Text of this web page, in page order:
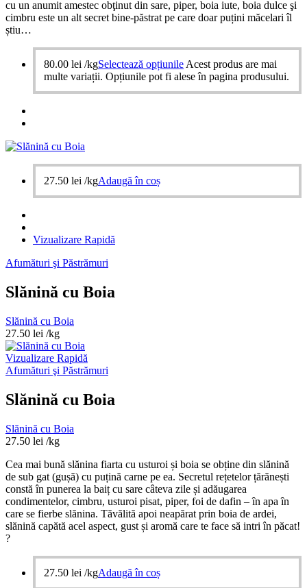
cu un anumit amestec obţinut din sare, piper, boia iute, boia dulce şi
cimbru este un alt secret bine-păstrat pe care doar puțini măcelari îl
știu…
80.00 lei /kgSelectează opțiunile Acest produs are mai
multe variații. Opțiunile pot fi alese în pagina produsului.
27.50 lei /kgAdaugă în coș
Vizualizare Rapidă
Afumături şi Păstrămuri
Slănină cu Boia
Slănină cu Boia
27.50 lei /kg
Vizualizare Rapidă
Afumături şi Păstrămuri
Slănină cu Boia
Slănină cu Boia
27.50 lei /kg
Cea mai bună slănina fiarta cu usturoi și boia se obține din slănină
de sub gat (gușă) cu puțină carne pe ea. Secretul rețetelor țărănești
constă în punerea la baiț cu sare câteva zile și adăugarea
condimentelor, cimbru, usturoi pisat, piper, foi de dafin – în apa în
care se fierbe slănina. Tăvălită apoi neapărat prin boia de ardei,
slănină capătă acel aspect, gust și aromă care te face să intri în păcat!
?
27.50 lei /kgAdaugă în coș